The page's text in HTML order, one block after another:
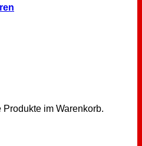
im Warenkorb.